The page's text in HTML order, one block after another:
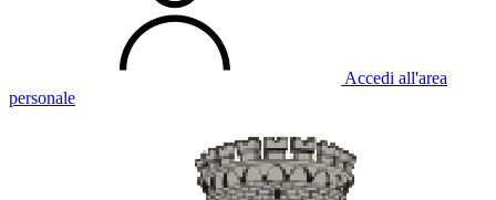
Accedi all'area
personale